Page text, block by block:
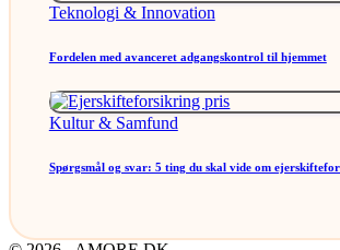
Posted
Teknologi & Innovation
Fordelen med avanceret adgangskontrol til hjemmet
Posted
Kultur & Samfund
Spørgsmål og svar: 5 ting du skal vide om